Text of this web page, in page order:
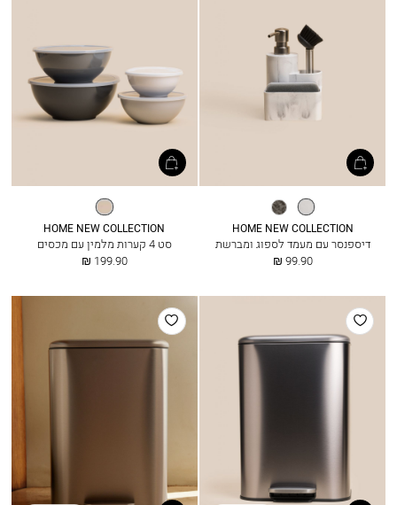
לבן אפור
HOME NEW COLLECTION
דיספנסר עם מעמד לספוג ומברשת
החל
99.90 ₪
מולטי
HOME NEW COLLECTION
סט 4 קערות מלמין עם מכסים
החל
199.90 ₪
הוסף
למועדפים
הוסף
למועדפים